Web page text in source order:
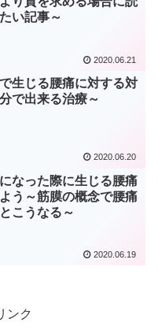
い記事～
2020.06.21
生じる腰痛に対する対
で出来る治療～
2020.06.20
なった際に生じる腰痛
う～筋膜の概念で腰痛
こうなる～
2020.06.19
ンク